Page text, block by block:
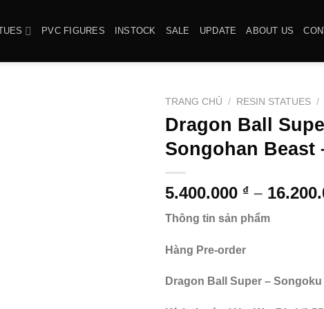
PVC FIGURES INSTOCK SALE UPDATE ABOUT US
TRANG CHỦ / RESIN STATUES /
Dragon Ball
Songohan Beast
5.400.000 ₫ –
Thông tin sản phẩm
Hàng Pre-order
Dragon Ball Super –